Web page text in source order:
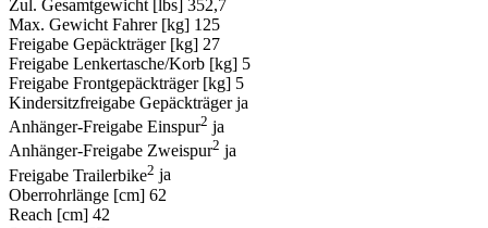
Zul. Gesamtgewicht [lbs] 352,7
Max. Gewicht Fahrer [kg] 125
Freigabe Gepäckträger [kg] 27
Freigabe Lenkertasche/Korb [kg] 5
Freigabe Frontgepäckträger [kg] 5
Kindersitzfreigabe Gepäckträger ja
Anhänger-Freigabe Einspur2 ja
Anhänger-Freigabe Zweispur2 ja
Freigabe Trailerbike2 ja
Oberrohrlänge [cm] 62
Reach [cm] 42